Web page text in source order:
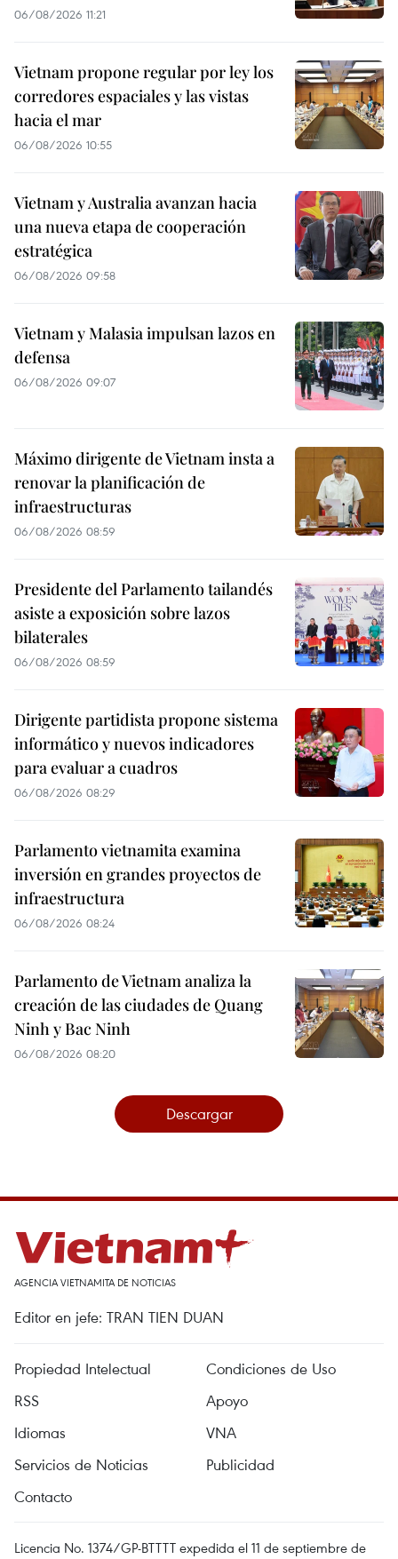
06/08/2026 11:21
Vietnam propone regular por ley los
corredores espaciales y las vistas
hacia el mar
06/08/2026 10:55
Vietnam y Australia avanzan hacia
una nueva etapa de cooperación
estratégica
06/08/2026 09:58
Vietnam y Malasia impulsan lazos en
defensa
06/08/2026 09:07
Máximo dirigente de Vietnam insta a
renovar la planificación de
infraestructuras
06/08/2026 08:59
Presidente del Parlamento tailandés
asiste a exposición sobre lazos
bilaterales
06/08/2026 08:59
Dirigente partidista propone sistema
informático y nuevos indicadores
para evaluar a cuadros
06/08/2026 08:29
Parlamento vietnamita examina
inversión en grandes proyectos de
infraestructura
06/08/2026 08:24
Parlamento de Vietnam analiza la
creación de las ciudades de Quang
Ninh y Bac Ninh
06/08/2026 08:20
Descargar
AGENCIA VIETNAMITA DE NOTICIAS
Editor en jefe: TRAN TIEN DUAN
Propiedad Intelectual
Condiciones de Uso
RSS
Apoyo
Idiomas
VNA
Servicios de Noticias
Publicidad
Contacto
Licencia No. 1374/GP-BTTTT expedida el 11 de septiembre de